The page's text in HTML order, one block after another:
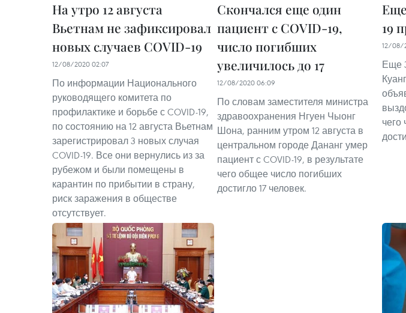
На утро 12 августа
Вьетнам не зафиксировал
новых случаев COVID-19
12/08/2020 02:07
По информации Национального
руководящего комитета по
профилактике и борьбе с COVID-19,
по состоянию на 12 августа Вьетнам
зарегистрировал 3 новых случая
COVID-19. Все они вернулись из за
рубежом и были помещены в
карантин по прибытии в страну,
риск заражения в обществе
отсутствует.
Скончался еще один
пациент с COVID-19,
число погибших
увеличилось до 17
12/08/2020 06:09
По словам заместителя министра
здравоохранения Нгуен Чыонг
Шона, ранним утром 12 августа в
центральном городе Дананг умер
пациент с COVID-19, в результате
чего общее число погибших
достигло 17 человек.
19
12/08/
Еще